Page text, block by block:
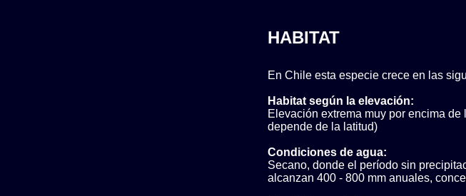
HABITAT
En Chile esta especie crece en las
Habitat según la elevación:
Elevación extrema muy por encima
depende de la latitud)
Condiciones de agua:
Secano, donde el período sin
alcanzan 400 - 800 mm anuales,